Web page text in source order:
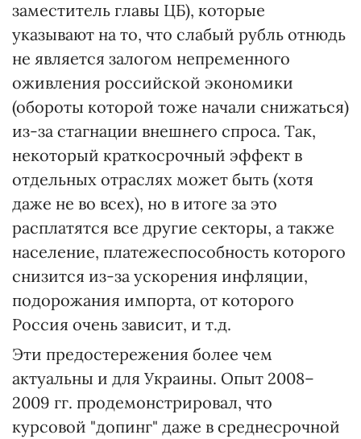
заместитель главы ЦБ), которые
указывают на то, что слабый рубль отнюдь
не является залогом непременного
оживления российской экономики
(обороты которой тоже начали снижаться)
из-за стагнации внешнего спроса. Так,
некоторый краткосрочный эффект в
отдельных отраслях может быть (хотя
даже не во всех), но в итоге за это
расплатятся все другие секторы, а также
население, платежеспособность которого
снизится из-за ускорения инфляции,
подорожания импорта, от которого
Россия очень зависит, и т.д.
Эти предостережения более чем
актуальны и для Украины. Опыт 2008–
2009 гг. продемонстрировал, что
курсовой "допинг" даже в среднесрочной